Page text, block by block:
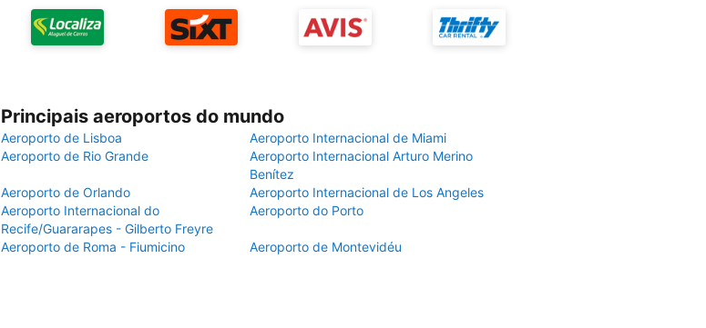
Principais aeroportos do mundo
Aeroporto de Lisboa
Aeroporto Internacional de Miami
Aeroporto de Rio Grande
Aeroporto Internacional Arturo Merino
Benítez
Aeroporto de Orlando
Aeroporto Internacional de Los Angeles
Aeroporto Internacional do
Recife/Guararapes - Gilberto Freyre
Aeroporto do Porto
Aeroporto de Roma - Fiumicino Aeroporto de Montevidéu